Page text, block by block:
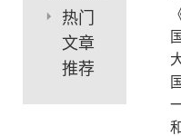
热门
文章
推荐